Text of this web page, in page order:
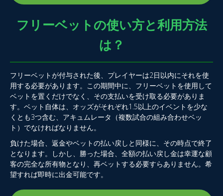
フリーベットの使い方と利用方法
は？
フリーベットが付与された後、プレイヤーは2日以内にそれを使
用する必要があります。この期間中に、フリーベットを使用して
ベットを置くだけでなく、その支払いを受け取る必要がありま
す。ベット自体は、オッズがそれぞれ1.5以上のイベントを少な
くとも3つ含む、アキュムレータ（複数試合の組み合わせベッ
ト）でなければなりません。
負けた場合、返金やベットの払い戻しと同様に、その時点で終了
となります。しかし、勝った場合、全額の払い戻し金は幸運な顧
客の完全な所有物となり、再ベットする必要すらありません。希
望すれば即時に出金可能です。